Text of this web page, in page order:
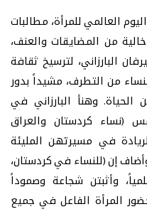
العالمي للمرأة، مطالبات
من المضايقات والعنف،
البارزاني، لترسيخ ثقافة
من التطرف، مشيداً بدور
وهنأ البارزاني في
(نساء كردستان والعراق
في مسيرتهن المليئة
إن (للنساء في كردستان،
وأثبتن شجاعة وصموداً
المرأة الفاعل في جميع